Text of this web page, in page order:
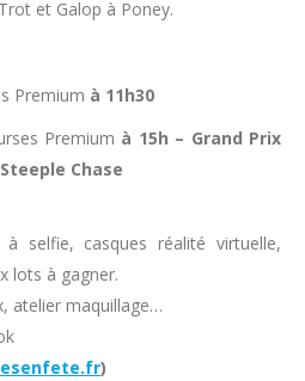
et Galop à Poney.
Premium à 11h30
Premium à 15h – Grand Prix
Chase
selfie, casques réalité virtuelle,
lots à gagner.
atelier maquillage…
)